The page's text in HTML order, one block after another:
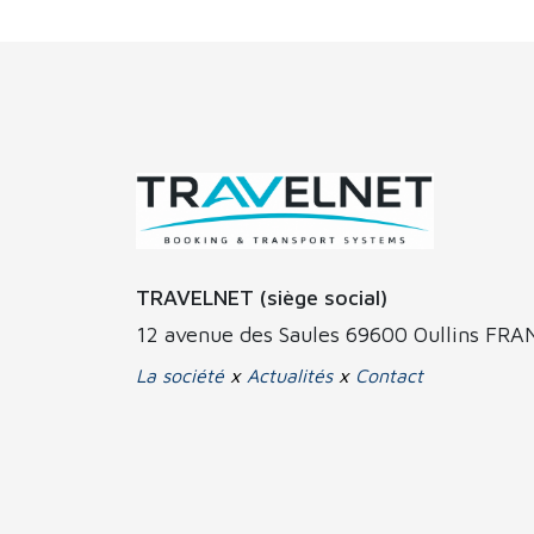
TRAVELNET (siège social)
12 avenue des Saules 69600 Oullins
La société x Actualitésx Contact